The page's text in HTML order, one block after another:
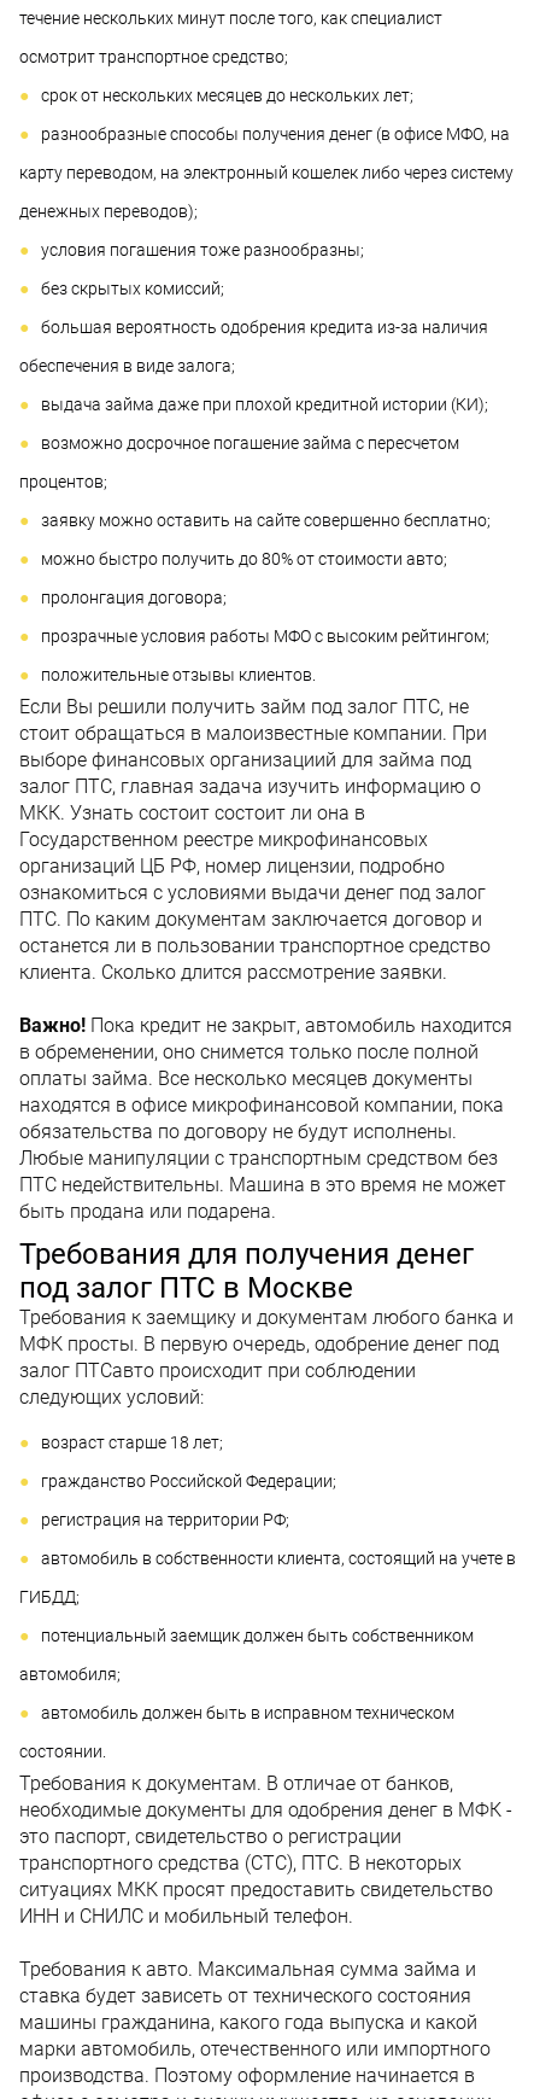
течение нескольких минут после того, как специалист
осмотрит транспортное средство;
срок от нескольких месяцев до нескольких лет;
разнообразные способы получения денег (в офисе МФО, на
карту переводом, на электронный кошелек либо через систему
денежных переводов);
условия погашения тоже разнообразны;
без скрытых комиссий;
большая вероятность одобрения кредита из-за наличия
обеспечения в виде залога;
выдача займа даже при плохой кредитной истории (КИ);
возможно досрочное погашение займа с пересчетом
процентов;
заявку можно оставить на сайте совершенно бесплатно;
можно быстро получить до 80% от стоимости авто;
пролонгация договора;
прозрачные условия работы МФО с высоким рейтингом;
положительные отзывы клиентов.
​Если Вы решили получить займ под залог ПТС, не
стоит обращаться в малоизвестные компании. При
выборе финансовых организациий для займа под
залог ПТС, главная задача изучить информацию о
МКК. Узнать состоит состоит ли она в
Государственном реестре микрофинансовых
организаций ЦБ РФ, номер лицензии, подробно
ознакомиться с условиями выдачи денег под залог
ПТС. По каким документам заключается договор и
останется ли в пользовании транспортное средство
клиента. Сколько длится рассмотрение заявки.
Важно! Пока кредит не закрыт, автомобиль находится
в обременении, оно снимется только после полной
оплаты займа. Все несколько месяцев документы
находятся в офисе микрофинансовой компании, пока
обязательства по договору не будут исполнены.
Любые манипуляции с транспортным средством без
ПТС недействительны. Машина в это время не может
быть продана или подарена.
Требования для получения денег
под залог ПТС в Москве
Требования к заемщику и документам любого банка и
МФК просты. В первую очередь, одобрение денег под
залог ПТСавто происходит при соблюдении
следующих условий:
возраст старше 18 лет;
гражданство Российской Федерации;
регистрация на территории РФ;
автомобиль в собственности клиента, состоящий на учете в
ГИБДД;
потенциальный заемщик должен быть собственником
автомобиля;
автомобиль должен быть в исправном техническом
состоянии.
Требования к документам. В отличае от банков,
необходимые документы для одобрения денег в МФК -
это паспорт, свидетельство о регистрации
транспортного средства (СТС), ПТС. В некоторых
ситуациях МКК просят предоставить свидетельство
ИНН и СНИЛС и мобильный телефон.
Требования к авто. Максимальная сумма займа и
ставка будет зависеть от технического состояния
машины гражданина, какого года выпуска и какой
марки автомобиль, отечественного или импортного
производства. Поэтому оформление начинается в